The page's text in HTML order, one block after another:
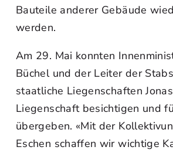
Bauteile anderer Gebäude
werden.
Am 29. Mai konnten
Büchel und der Leiter der
staatliche Liegenschaften
Liegenschaft besichtigen und
übergeben. «Mit der
Eschen schaffen wir wichtige